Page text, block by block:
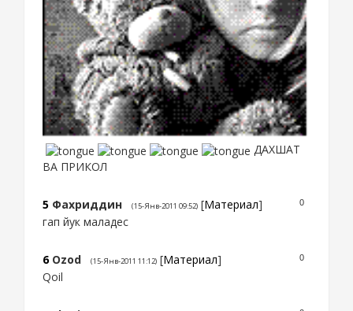
ДАХШАТ
ВА ПРИКОЛ
0
5 Фахриддин (15-Янв-2011 09:52) [Материал]
гап йук маладес
0
6 Ozod (15-Янв-2011 11:12) [Материал]
Qoil